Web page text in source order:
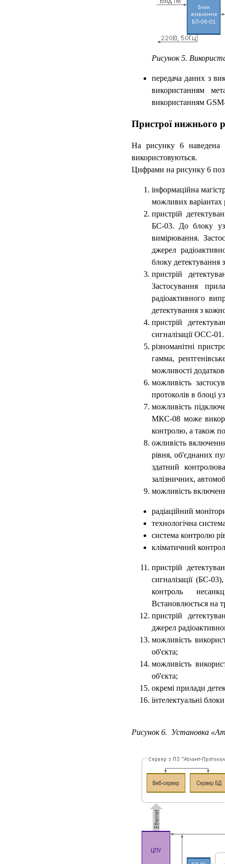
Рисунок 5.
передача даних з
використанням
використанням
Пристрої нижнього
На рисунку 6 наведена
використовуються.
Цифрами на рисунку 6
інформаційна
можливих варіантах
пристрій
БС-03. До блоку
вимірювання.
джерел
блоку детектування
пристрій
Застосування
радіоактивного
детектування з
пристрій
сигналізації ОСС-
різноманітні
гамма,
можливості
можливість
протоколів в блоці
можливість
МКС-08 може
контролю, а також
ожливість
рівня, об'єднаних
здатний
залізничних,
можливість
радіаційний
технологічна
система контролю
кліматичний
пристрій
сигналізації (БС-
контроль
Встановлюється на
пристрій
джерел
можливість
об'єкта;
можливість
об'єкта;
окремі прилади
інтелектуальні
Рисунок 6. Установка